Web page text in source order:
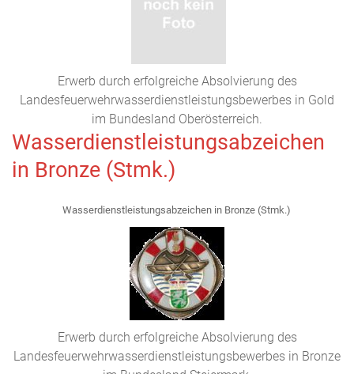
Erwerb durch erfolgreiche Absolvierung des
Landesfeuerwehrwasserdienstleistungsbewerbes in Gold
im Bundesland Oberösterreich.
Wasserdienstleistungsabzeichen
in Bronze (Stmk.)
Wasserdienstleistungsabzeichen in Bronze (Stmk.)
Erwerb durch erfolgreiche Absolvierung des
Landesfeuerwehrwasserdienstleistungsbewerbes in Bronze